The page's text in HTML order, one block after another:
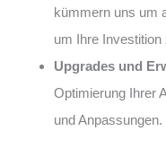
kümmern uns um
um Ihre
Upgrades und
Optimierung Ihrer
und Anpassungen.